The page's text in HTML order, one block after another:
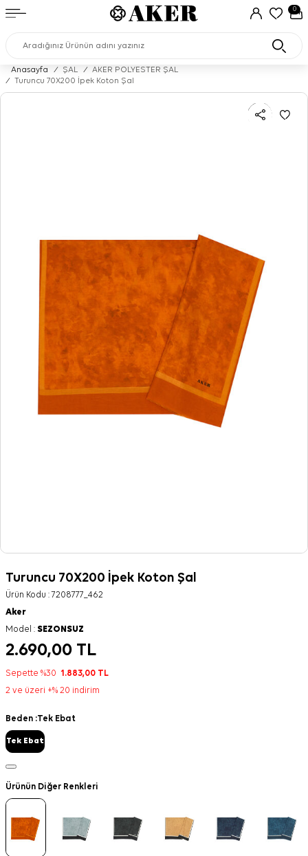
0
Anasayfa / ŞAL /
AKER POLYESTER ŞAL
/
Turuncu 70X200 İpek Koton Şal
Turuncu 70X200 İpek Koton Şal
Ürün Kodu :7208777_462
Aker
Model : SEZONSUZ
2.690,00 TL
Sepette %30 1.883,00 TL
2 ve üzeri +% 20 indirim
Beden :Tek Ebat
Tek Ebat
Ürünün Diğer Renkleri